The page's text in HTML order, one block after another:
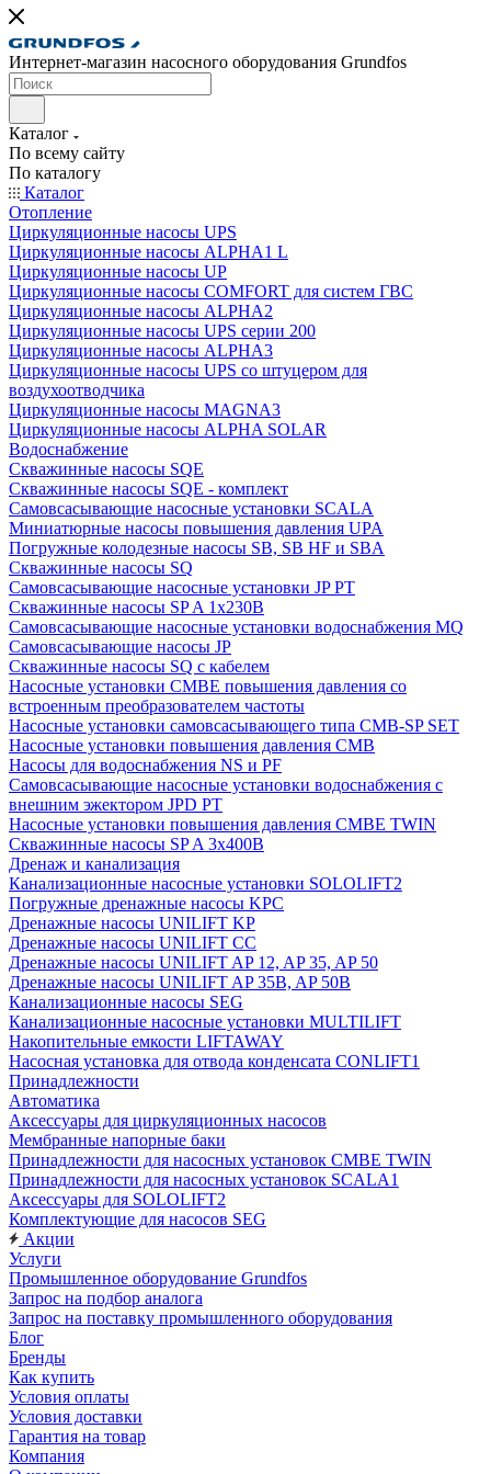
Интернет-магазин насосного оборудования Grundfos
Каталог
По всему сайту
По каталогу
Каталог
Отопление
Циркуляционные насосы UPS
Циркуляционные насосы ALPHA1 L
Циркуляционные насосы UP
Циркуляционные насосы COMFORT для систем ГВС
Циркуляционные насосы ALPHA2
Циркуляционные насосы UPS серии 200
Циркуляционные насосы ALPHA3
Циркуляционные насосы UPS со штуцером для
воздухоотводчика
Циркуляционные насосы MAGNA3
Циркуляционные насосы ALPHA SOLAR
Водоснабжение
Скважинные насосы SQE
Скважинные насосы SQE - комплект
Cамовсасывающие насосные установки SCALA
Миниатюрные насосы повышения давления UPA
Погружные колодезные насосы SB, SB HF и SBA
Скважинные насосы SQ
Самовсасывающие насосные установки JP PT
Скважинные насосы SP A 1x230В
Самовсасывающие насосные установки водоснабжения MQ
Самовсасывающие насосы JP
Скважинные насосы SQ с кабелем
Насосные установки CMBE повышения давления со
встроенным преобразователем частоты
Насосные установки самовсасывающего типа CMB-SP SET
Насосные установки повышения давления CMB
Насосы для водоснабжения NS и PF
Самовсасывающие насосные установки водоснабжения с
внешним эжектором JPD PT
Насосные установки повышения давления CMBE TWIN
Скважинные насосы SP A 3x400В
Дренаж и канализация
Канализационные насосные установки SOLOLIFT2
Погружные дренажные насосы KPC
Дренажные насосы UNILIFT KP
Дренажные насосы UNILIFT CC
Дренажные насосы UNILIFT AP 12, AP 35, AP 50
Дренажные насосы UNILIFT AP 35B, AP 50B
Канализационные насосы SEG
Канализационные насосные установки MULTILIFT
Накопительные емкости LIFTAWAY
Насосная установка для отвода конденсата CONLIFT1
Принадлежности
Автоматика
Аксессуары для циркуляционных насосов
Мембранные напорные баки
Принадлежности для насосных установок CMBE TWIN
Принадлежности для насосных установок SCALA1
Аксессуары для SOLOLIFT2
Комплектующие для насосов SEG
Акции
Услуги
Промышленное оборудование Grundfos
Запрос на подбор аналога
Запрос на поставку промышленного оборудования
Блог
Бренды
Как купить
Условия оплаты
Условия доставки
Гарантия на товар
Компания